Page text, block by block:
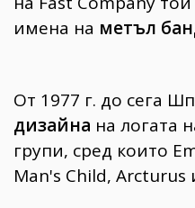
имена на метъл
От 1977 г. до сега
дизайна на логата
групи, сред които
Man's Child, Arcturus